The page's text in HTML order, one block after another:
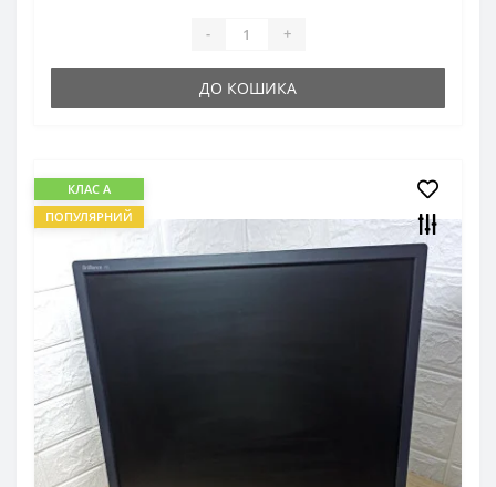
- +
ДО КОШИКА
КЛАС А
ПОПУЛЯРНИЙ